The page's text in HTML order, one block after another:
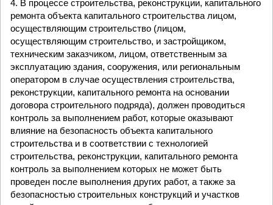
4. В процессе строительства, реконструкции, капитального
ремонта объекта капитального строительства лицом,
осуществляющим строительство (лицом,
осуществляющим строительство, и застройщиком,
техническим заказчиком, лицом, ответственным за
эксплуатацию здания, сооружения, или региональным
оператором в случае осуществления строительства,
реконструкции, капитального ремонта на основании
договора строительного подряда), должен проводиться
контроль за выполнением работ, которые оказывают
влияние на безопасность объекта капитального
строительства и в соответствии с технологией
строительства, реконструкции, капитального ремонта
контроль за выполнением которых не может быть
проведен после выполнения других работ, а также за
безопасностью строительных конструкций и участков